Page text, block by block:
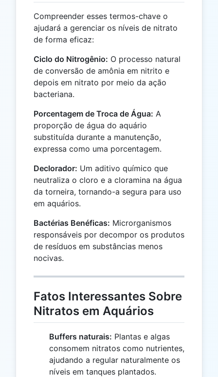
Compreender esses termos-chave o
ajudará a gerenciar os níveis de nitrato
de forma eficaz:
Ciclo do Nitrogênio: O processo natural
de conversão de amônia em nitrito e
depois em nitrato por meio da ação
bacteriana.
Porcentagem de Troca de Água: A
proporção de água do aquário
substituída durante a manutenção,
expressa como uma porcentagem.
Declorador: Um aditivo químico que
neutraliza o cloro e a cloramina na água
da torneira, tornando-a segura para uso
em aquários.
Bactérias Benéficas: Microrganismos
responsáveis por decompor os produtos
de resíduos em substâncias menos
nocivas.
Fatos Interessantes Sobre
Nitratos em Aquários
Buffers naturais: Plantas e algas
consomem nitratos como nutrientes,
ajudando a regular naturalmente os
níveis em tanques plantados.